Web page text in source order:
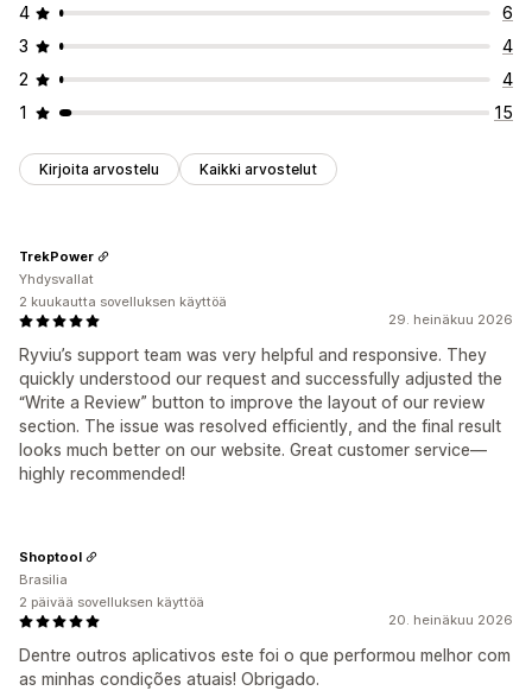
4
6
3
4
2
4
1
15
Kirjoita arvostelu Kaikki arvostelut
29. heinäkuu 2026
Ryviu’s support team was very helpful and responsive. They
quickly understood our request and successfully adjusted the
“Write a Review” button to improve the layout of our review
section. The issue was resolved efficiently, and the final result
looks much better on our website. Great customer service—
highly recommended!
TrekPower
Yhdysvallat
2 kuukautta sovelluksen käyttöä
20. heinäkuu 2026
Dentre outros aplicativos este foi o que performou melhor com
as minhas condições atuais! Obrigado.
Shoptool
Brasilia
2 päivää sovelluksen käyttöä